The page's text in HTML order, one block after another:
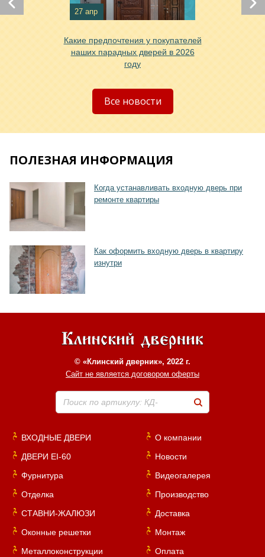
Хочу такую
27 апр
Какие предпочтения у покупателей
наших парадных дверей в 2026
году
Все новости
ПОЛЕЗНАЯ ИНФОРМАЦИЯ
Когда устанавливать входную дверь при
ремонте квартиры
Как оформить входную дверь в квартиру
изнутри
© «Клинский дверник», 2022 г.
Сайт не является договором оферты
Поиск по артикулу: КД-
ВХОДНЫЕ ДВЕРИ
ДВЕРИ EI-60
Фурнитура
Отделка
СТАВНИ-ЖАЛЮЗИ
Оконные решетки
Металлоконструкции
О компании
Новости
Видеогалерея
Производство
Доставка
Монтаж
Оплата